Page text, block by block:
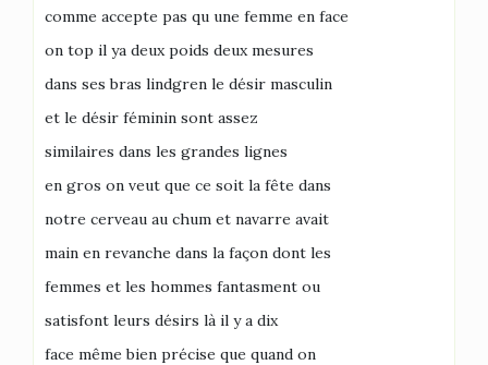
comme accepte pas qu une femme en face
on top il ya deux poids deux mesures
dans ses bras lindgren le désir masculin
et le désir féminin sont assez
similaires dans les grandes lignes
en gros on veut que ce soit la fête dans
notre cerveau au chum et navarre avait
main en revanche dans la façon dont les
femmes et les hommes fantasment ou
satisfont leurs désirs là il y a dix
face même bien précise que quand on